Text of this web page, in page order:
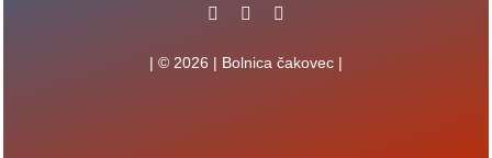
| © 2026 | Bolnica čakovec |